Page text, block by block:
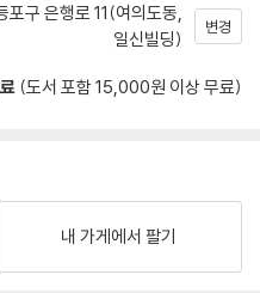
포구 은행로 11(여의도동,
일신빌딩)
변경
(도서 포함 15,000원 이상 무료)
내 가게에서 팔기